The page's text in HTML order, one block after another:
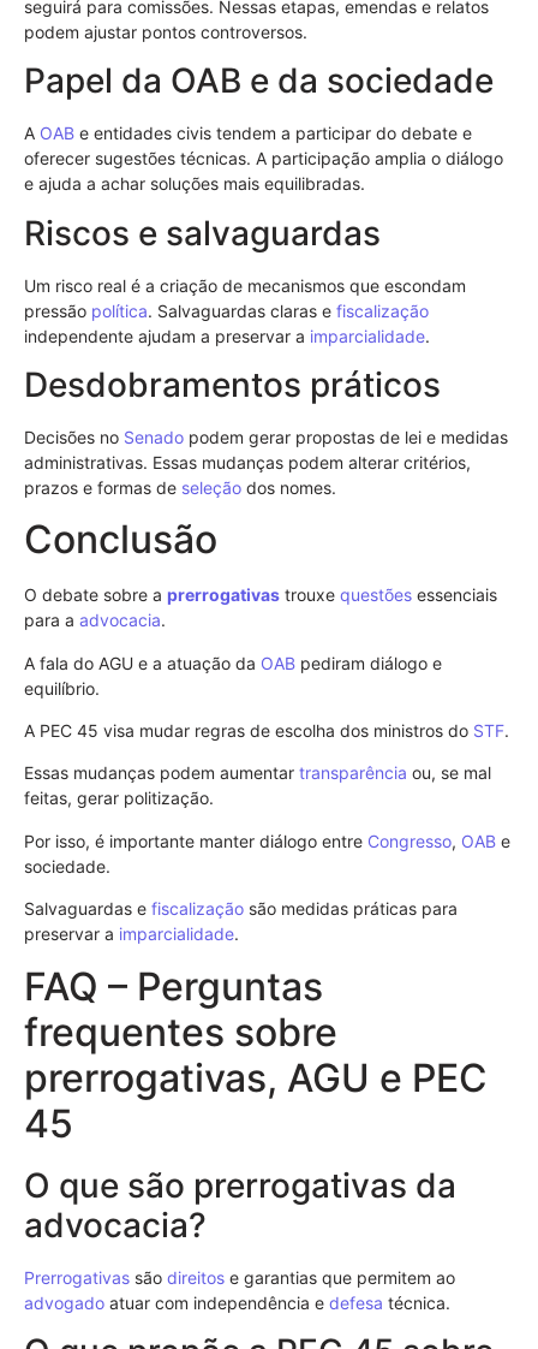
seguirá para comissões. Nessas etapas, emendas e relatos
podem ajustar pontos controversos.
Papel da OAB e da sociedade
A OAB e entidades civis tendem a participar do debate e
oferecer sugestões técnicas. A participação amplia o diálogo
e ajuda a achar soluções mais equilibradas.
Riscos e salvaguardas
Um risco real é a criação de mecanismos que escondam
pressão política. Salvaguardas claras e fiscalização
independente ajudam a preservar a imparcialidade.
Desdobramentos práticos
Decisões no Senado podem gerar propostas de lei e medidas
administrativas. Essas mudanças podem alterar critérios,
prazos e formas de seleção dos nomes.
Conclusão
O debate sobre a prerrogativas trouxe questões essenciais
para a advocacia.
A fala do AGU e a atuação da OAB pediram diálogo e
equilíbrio.
A PEC 45 visa mudar regras de escolha dos ministros do STF.
Essas mudanças podem aumentar transparência ou, se mal
feitas, gerar politização.
Por isso, é importante manter diálogo entre Congresso, OAB e
sociedade.
Salvaguardas e fiscalização são medidas práticas para
preservar a imparcialidade.
FAQ – Perguntas
frequentes sobre
prerrogativas, AGU e PEC
45
O que são prerrogativas da
advocacia?
Prerrogativas são direitos e garantias que permitem ao
advogado atuar com independência e defesa técnica.